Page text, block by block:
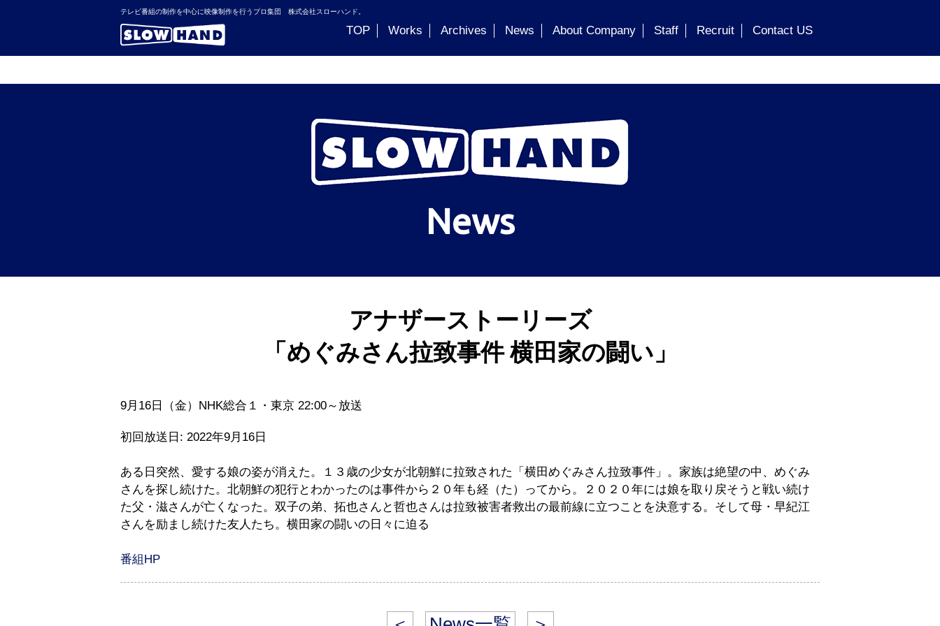
テレビ番組の制作を中心に映像制作を行うプロ集団 株式会社スローハンド。
TOP Works Archives News About Company Staff Recruit Contact US
News
アナザーストーリーズ
「めぐみさん拉致事件 横田家の闘い」
9月16日（金）NHK総合１・東京 22:00～放送
初回放送日: 2022年9月16日
ある日突然、愛する娘の姿が消えた。１３歳の少女が北朝鮮に拉致された「横田めぐみさん拉致事件」。家族は絶望の中、めぐみ
さんを探し続けた。北朝鮮の犯行とわかったのは事件から２０年も経（た）ってから。２０２０年には娘を取り戻そうと戦い続け
た父・滋さんが亡くなった。双子の弟、拓也さんと哲也さんは拉致被害者救出の最前線に立つことを決意する。そして母・早紀江
さんを励まし続けた友人たち。横田家の闘いの日々に迫る
番組HP